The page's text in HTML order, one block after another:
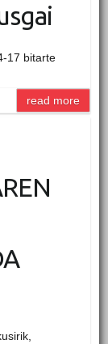
17 bitarte
read more